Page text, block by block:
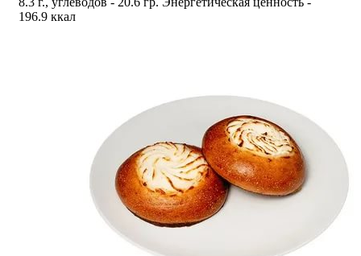
196.9 ккал